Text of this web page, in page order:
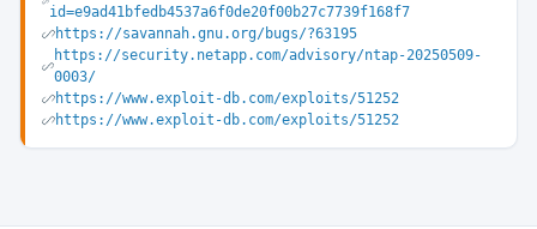
id=e9ad41bfedb4537a6f0de20f00b27c7739f168f7
https://savannah.gnu.org/bugs/?63195
https://security.netapp.com/advisory/ntap-20250509-
0003/
https://www.exploit-db.com/exploits/51252
https://www.exploit-db.com/exploits/51252